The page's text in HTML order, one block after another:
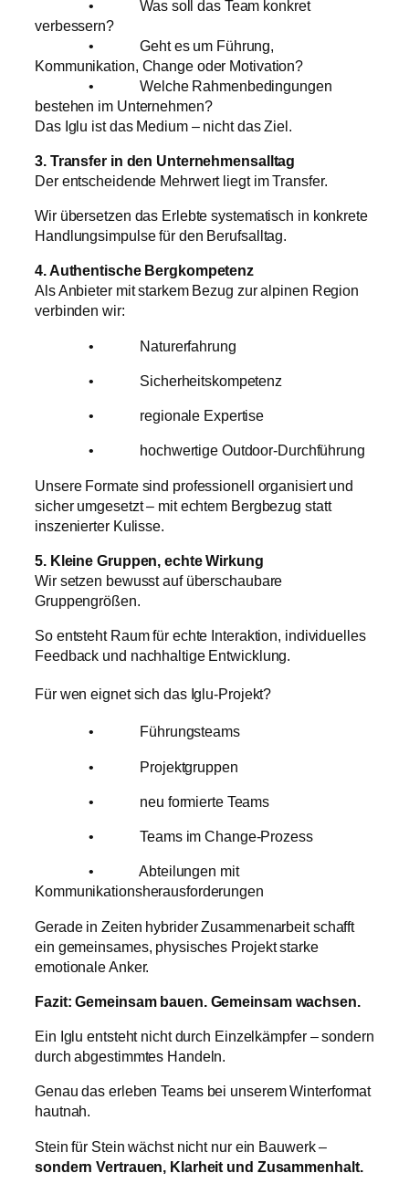
• Was soll das Team konkret
verbessern?
• Geht es um Führung,
Kommunikation, Change oder Motivation?
• Welche Rahmenbedingungen
bestehen im Unternehmen?
Das Iglu ist das Medium – nicht das Ziel.
3. Transfer in den Unternehmensalltag
Der entscheidende Mehrwert liegt im Transfer.
Wir übersetzen das Erlebte systematisch in konkrete
Handlungsimpulse für den Berufsalltag.
4. Authentische Bergkompetenz
Als Anbieter mit starkem Bezug zur alpinen Region
verbinden wir:
• Naturerfahrung
• Sicherheitskompetenz
• regionale Expertise
• hochwertige Outdoor-Durchführung
Unsere Formate sind professionell organisiert und
sicher umgesetzt – mit echtem Bergbezug statt
inszenierter Kulisse.
5. Kleine Gruppen, echte Wirkung
Wir setzen bewusst auf überschaubare
Gruppengrößen.
So entsteht Raum für echte Interaktion, individuelles
Feedback und nachhaltige Entwicklung.
Für wen eignet sich das Iglu-Projekt?
• Führungsteams
• Projektgruppen
• neu formierte Teams
• Teams im Change-Prozess
• Abteilungen mit
Kommunikationsherausforderungen
Gerade in Zeiten hybrider Zusammenarbeit schafft
ein gemeinsames, physisches Projekt starke
emotionale Anker.
Fazit: Gemeinsam bauen. Gemeinsam wachsen.
Ein Iglu entsteht nicht durch Einzelkämpfer – sondern
durch abgestimmtes Handeln.
Genau das erleben Teams bei unserem Winterformat
hautnah.
Stein für Stein wächst nicht nur ein Bauwerk –
sondern Vertrauen, Klarheit und Zusammenhalt.